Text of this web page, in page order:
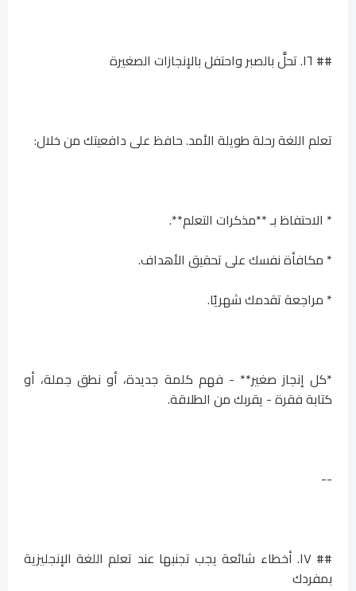
## ١٦. تحلَّ بالصبر واحتفل بالإنجازات الصغيرة
تعلم اللغة رحلة طويلة الأمد. حافظ على دافعيتك من خلال:
* الاحتفاظ بـ **مذكرات التعلم**.
* مكافأة نفسك على تحقيق الأهداف.
* مراجعة تقدمك شهريًا.
*كل إنجاز صغير** - فهم كلمة جديدة، أو نطق جملة، أو
كتابة فقرة - يقربك من الطلاقة.
--
## ١٧. أخطاء شائعة يجب تجنبها عند تعلم اللغة الإنجليزية
بمفردك